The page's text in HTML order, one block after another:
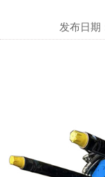
发布日